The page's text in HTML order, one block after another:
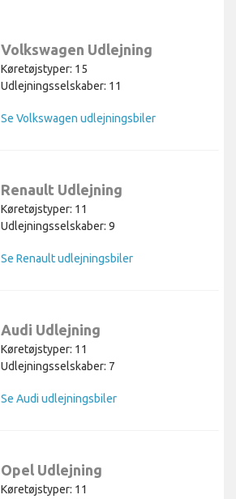
Volkswagen Udlejning
Køretøjstyper: 15
Udlejningsselskaber: 11
Se Volkswagen udlejningsbiler
Renault Udlejning
Køretøjstyper: 11
Udlejningsselskaber: 9
Se Renault udlejningsbiler
Audi Udlejning
Køretøjstyper: 11
Udlejningsselskaber: 7
Se Audi udlejningsbiler
Opel Udlejning
Køretøjstyper: 11